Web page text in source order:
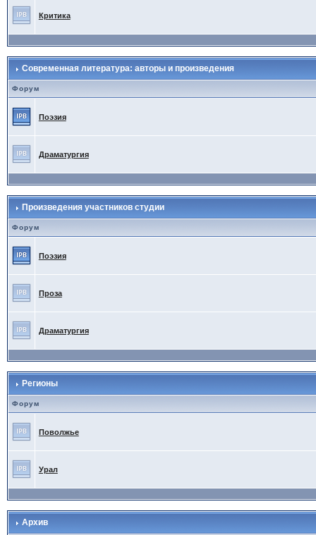
Критика
Современная литература: авторы и произведения
Форум
Поэзия
Драматургия
Произведения участников студии
Форум
Поэзия
Проза
Драматургия
Регионы
Форум
Поволжье
Урал
Архив